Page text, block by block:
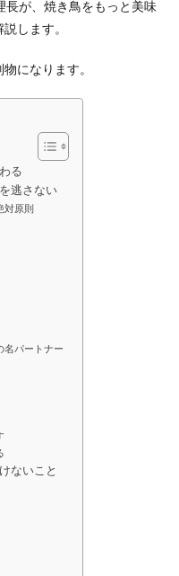
長が、焼き鳥をもっと美味
します。
になります。
る
逃さない
対原則
名パートナー
ないこと